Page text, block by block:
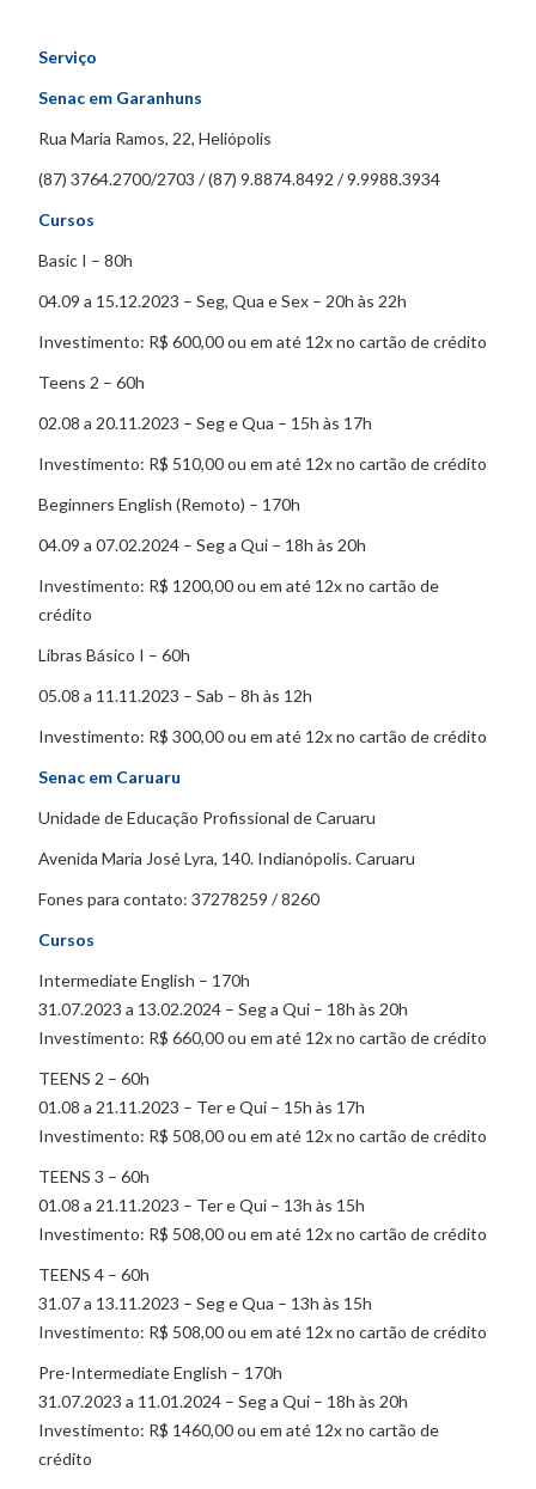
Serviço
Senac em Garanhuns
Rua Maria Ramos, 22, Heliópolis
(87) 3764.2700/2703 / (87) 9.8874.8492 / 9.9988.3934
Cursos
Basic I – 80h
04.09 a 15.12.2023 – Seg, Qua e Sex – 20h às 22h
Investimento: R$ 600,00 ou em até 12x no cartão de crédito
Teens 2 – 60h
02.08 a 20.11.2023 – Seg e Qua – 15h às 17h
Investimento: R$ 510,00 ou em até 12x no cartão de crédito
Beginners English (Remoto) – 170h
04.09 a 07.02.2024 – Seg a Qui – 18h às 20h
Investimento: R$ 1200,00 ou em até 12x no cartão de
crédito
Libras Básico I – 60h
05.08 a 11.11.2023 – Sab – 8h às 12h
Investimento: R$ 300,00 ou em até 12x no cartão de crédito
Senac em Caruaru
Unidade de Educação Profissional de Caruaru
Avenida Maria José Lyra, 140. Indianópolis. Caruaru
Fones para contato: 37278259 / 8260
Cursos
Intermediate English – 170h
31.07.2023 a 13.02.2024 – Seg a Qui – 18h às 20h
Investimento: R$ 660,00 ou em até 12x no cartão de crédito
TEENS 2 – 60h
01.08 a 21.11.2023 – Ter e Qui – 15h às 17h
Investimento: R$ 508,00 ou em até 12x no cartão de crédito
TEENS 3 – 60h
01.08 a 21.11.2023 – Ter e Qui – 13h às 15h
Investimento: R$ 508,00 ou em até 12x no cartão de crédito
TEENS 4 – 60h
31.07 a 13.11.2023 – Seg e Qua – 13h às 15h
Investimento: R$ 508,00 ou em até 12x no cartão de crédito
Pre-Intermediate English – 170h
31.07.2023 a 11.01.2024 – Seg a Qui – 18h às 20h
Investimento: R$ 1460,00 ou em até 12x no cartão de
crédito